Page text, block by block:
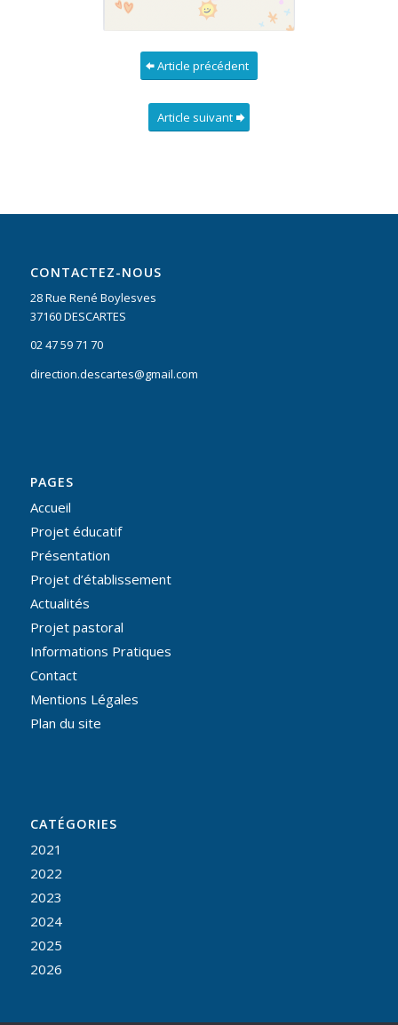
Article précédent
Article suivant
CONTACTEZ-NOUS
28 Rue René Boylesves
37160 DESCARTES
02 47 59 71 70
direction.descartes@gmail.com
PAGES
Accueil
Projet éducatif
Présentation
Projet d’établissement
Actualités
Projet pastoral
Informations Pratiques
Contact
Mentions Légales
Plan du site
CATÉGORIES
2021
2022
2023
2024
2025
2026